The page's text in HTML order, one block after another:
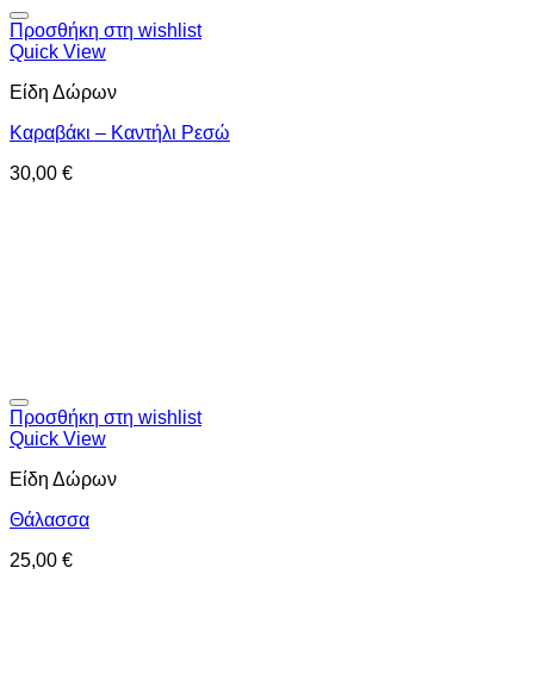
Προσθήκη στη wishlist
Quick View
Είδη Δώρων
Καραβάκι – Καντήλι Ρεσώ
30,00 €
Προσθήκη στη wishlist
Quick View
Είδη Δώρων
Θάλασσα
25,00 €